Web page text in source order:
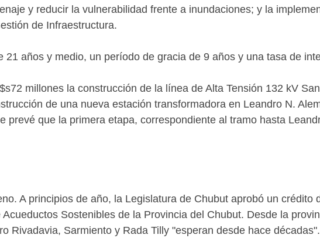
y reducir la vulnerabilidad frente a inundaciones; y la
de Infraestructura.
años y medio, un período de gracia de 9 años y una tasa de
millones la construcción de la línea de Alta Tensión 132 kV
de una nueva estación transformadora en Leandro N.
prevé que la primera etapa, correspondiente al tramo hasta
A principios de año, la Legislatura de Chubut aprobó un crédito
Sostenibles de la Provincia del Chubut. Desde la
Rivadavia, Sarmiento y Rada Tilly "esperan desde hace décadas".